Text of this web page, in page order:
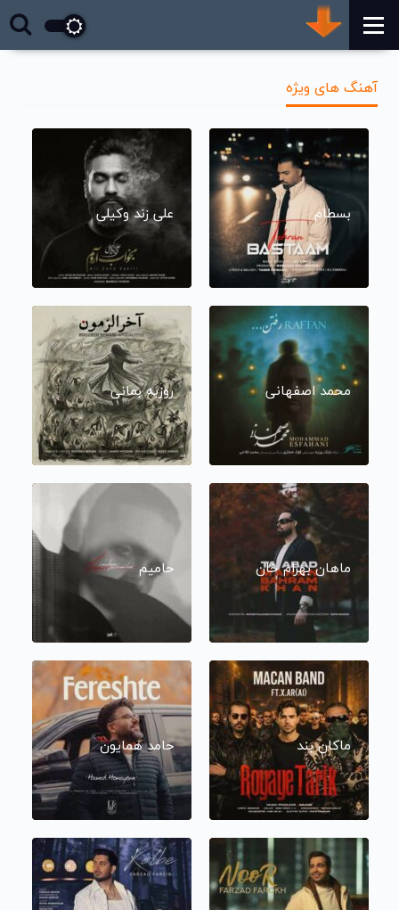
آهنگ های ویژه
بسطام علی زند وکیلی
محمد اصفهانی روزبه بمانی
ماهان بهرام خان حامیم
ماکان بند حامد همایون